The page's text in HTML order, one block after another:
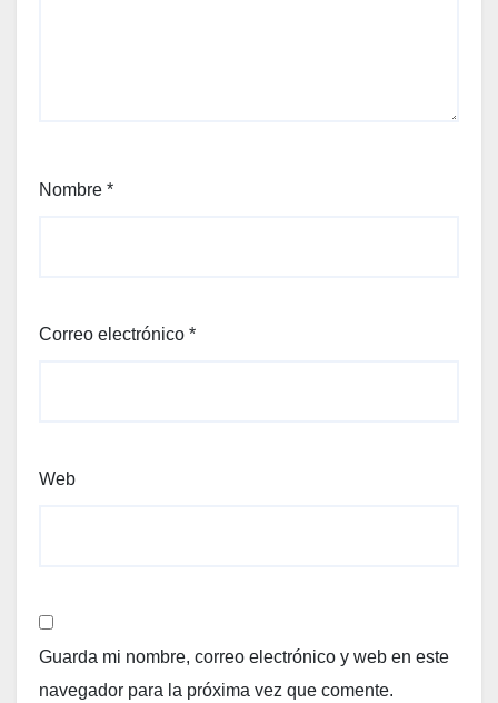
Nombre *
Correo electrónico *
Web
Guarda mi nombre, correo electrónico y web en este
navegador para la próxima vez que comente.